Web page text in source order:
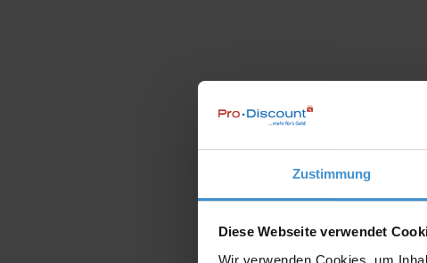
Zustimmung
Diese Webseite verwendet
Wir verwenden Cookies, um